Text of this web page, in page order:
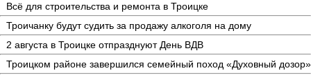
Всё для строительства и ремонта в Троицке
Троичанку будут судить за продажу алкоголя на дому
2 августа в Троицке отпразднуют День ВДВ
Троицком районе завершился семейный поход «Духовный дозор»